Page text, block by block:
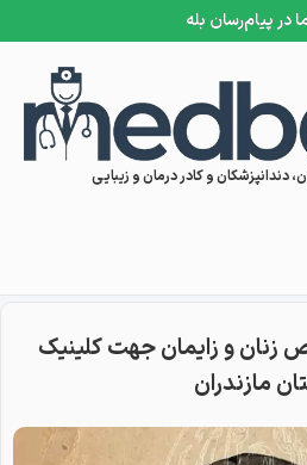
در پیام‌رسان بله
دندانپزشکان و کادر درمان و زیبایی
و زایمان جهت کلینیک
مازندران